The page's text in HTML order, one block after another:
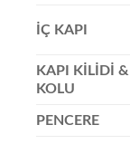
İÇ KAPI
KAPI KİLİDİ &
KOLU
PENCERE